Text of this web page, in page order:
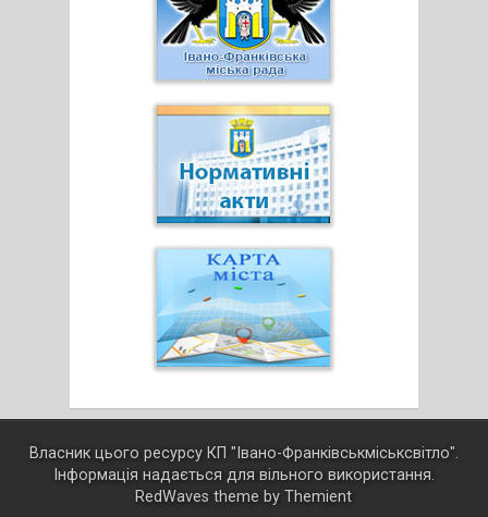
Власник цього ресурсу КП "Івано-Франківськміськсвітло".
Інформація надається для вільного використання.
RedWaves theme byThemient